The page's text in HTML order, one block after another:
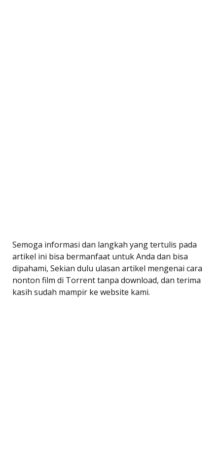
Semoga informasi dan langkah yang tertulis pada
artikel ini bisa bermanfaat untuk Anda dan bisa
dipahami, Sekian dulu ulasan artikel mengenai cara
nonton film di Torrent tanpa download, dan terima
kasih sudah mampir ke website kami.